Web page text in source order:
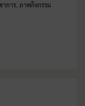
าการ, ภาพกิจกรรม